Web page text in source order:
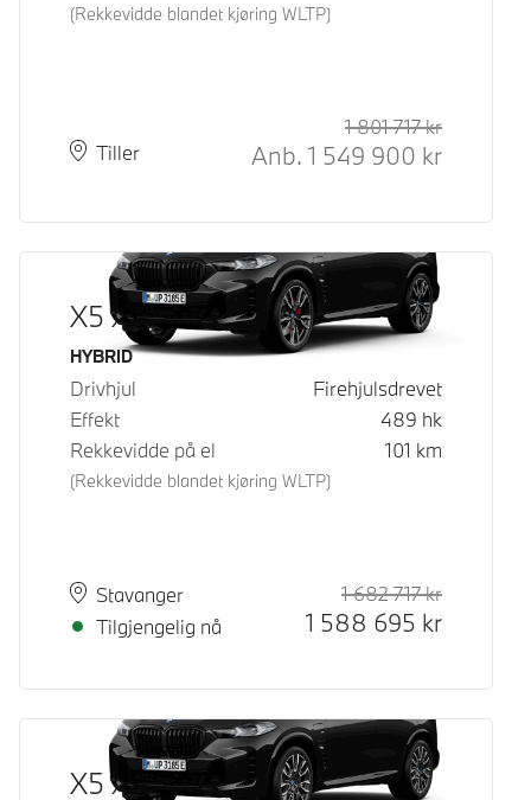
(Rekkevidde blandet kjøring WLTP)
PlassTiller
Leveringstid
1 801 717kr
Anb. 1 549 900 kr
X5 xDrive50e
Drivstoff
HYBRID
Drivhjul
Firehjulsdrevet
Effekt
489 hk
Rekkevidde på el
(Rekkevidde blandet kjøring WLTP)
101 km
PlassStavanger
Leveringstid
Tilgjengelig nå
1 682 717kr
1 588 695 kr
X5 xDrive50e